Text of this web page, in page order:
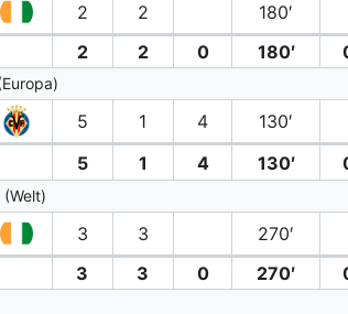
2 2
180′
2
2 0 180′
5 1 4 130′
5 1 4 130′
3 3 270′
3
3 0 270′